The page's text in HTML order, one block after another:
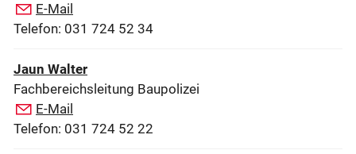
E-Mail
Telefon: 031 724 52 34
Jaun Walter
Fachbereichsleitung Baupolizei
E-Mail
Telefon: 031 724 52 22